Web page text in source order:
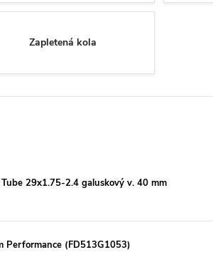
Zapletená kola
29x1.75-2.4 galuskový v. 40 mm
Performance (FD513G1053)